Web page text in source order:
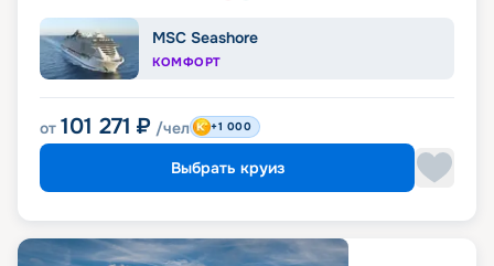
MSC Seashore
КОМФОРТ
от 101 271 ₽ /чел +1 000
Выбрать круиз